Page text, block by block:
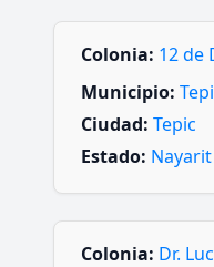
Colonia: 12 de
Municipio:
Ciudad: Tepic
Estado: Nayarit
Colonia: Dr.